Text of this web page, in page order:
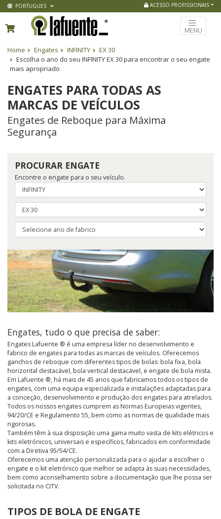
PORTUGUES ACESSO PROFISSIONAIS
MENU
Home Engates INFINITY
EX 30
Escolha o ano do seu INFINITY EX 30 para encontrar o seu engate
mais apropriado
ENGATES PARA TODAS AS
MARCAS DE VEÍCULOS
Engates de Reboque para Máxima
Segurança
PROCURAR ENGATE
Encontre o engate para o seu veículo.
Engates, tudo o que precisa de saber:
Engates Lafuente ® é uma empresa líder no desenvolvimento e
fabrico de engates para todas as marcas de veículos. Oferecemos
ganchos de reboque com diferentes tipos de bolas: bola fixa, bola
horizontal destacável, bola vertical destacável, e engate de bola mista.
Em Lafuente ®, há mais de 45 anos que fabricamos todos os tipos de
engates, com uma equipa especializada e instalações adaptadas para
a conceção, desenvolvimento e produção dos engates para atrelados.
Todos os nossos engates cumprem as Normas Europeias vigentes,
94/20/CE e Regulamento 55, bem como as normas de qualidade mais
rigorosas.
Também têm à sua disposição uma gama muito vasta de kits elétricos e
kits eletrónicos, universais e específicos, fabricados em conformidade
com a Diretiva 95/54/CE.
Oferecemos uma atenção personalizada para o ajudar a escolher o
engate e o kit eletrónico que melhor se adapta às suas necessidades,
bem como aconselhamento sobre a documentação que lhe possa ser
solicitada no CITV.
TIPOS DE BOLA DE ENGATE